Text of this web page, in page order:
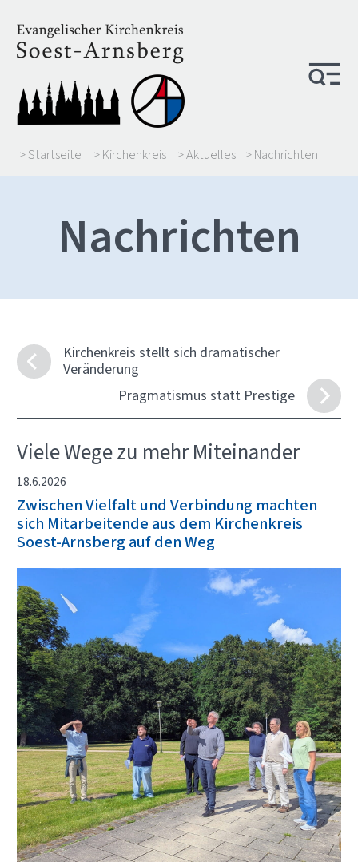
> Startseite > Kirchenkreis > Aktuelles > Nachrichten
Nachrichten
Kirchenkreis stellt sich dramatischer
Veränderung
Pragmatismus statt Prestige
Viele Wege zu mehr Miteinander
18.6.2026
Zwischen Vielfalt und Verbindung machten
sich Mitarbeitende aus dem Kirchenkreis
Soest-Arnsberg auf den Weg